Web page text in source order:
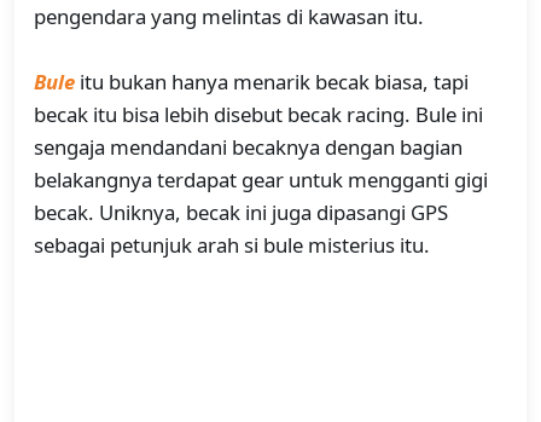
pengendara yang melintas di kawasan itu.
Bule itu bukan hanya menarik becak biasa, tapi
becak itu bisa lebih disebut becak racing. Bule ini
sengaja mendandani becaknya dengan bagian
belakangnya terdapat gear untuk mengganti gigi
becak. Uniknya, becak ini juga dipasangi GPS
sebagai petunjuk arah si bule misterius itu.